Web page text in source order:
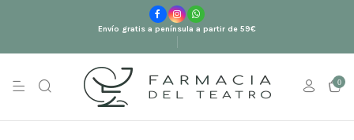
Envío gratis a península a partir de 59€
0